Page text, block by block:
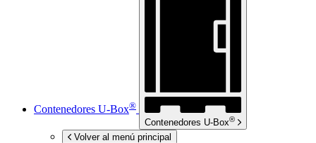
Contenedores U-Box®
Contenedores U-Box®
Volver al menú principal